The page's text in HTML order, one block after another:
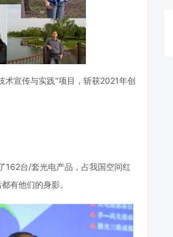
宣传与实践"项目，斩获2021年创
162台/套光电产品，占我国空间红
有他们的身影。